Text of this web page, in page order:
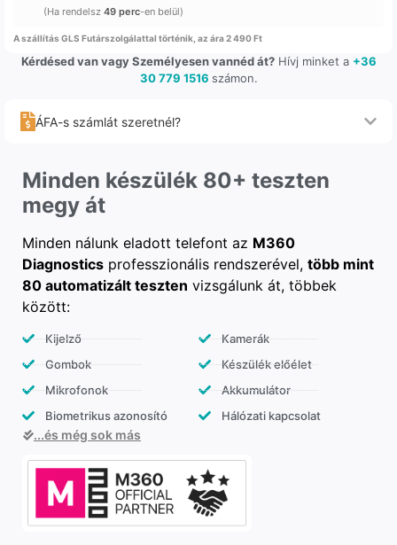
(Ha rendelsz 49 perc-en belül)
A szállítás GLS Futárszolgálattal történik, az ára 2 490 Ft
Kérdésed van vagy Személyesen vannéd át?Hívj minket a +36
30 779 1516 számon.
ÁFA-s számlát szeretnél?
Minden készülék 80+ teszten
megy át
Minden nálunk eladott telefont az M360
Diagnostics professzionális rendszerével, több mint
80 automatizált teszten vizsgálunk át, többek
között:
Kijelző
Gombok
Mikrofonok
Biometrikus azonosító
Kamerák
Készülék előélet
Akkumulátor
Hálózati kapcsolat
...és még sok más